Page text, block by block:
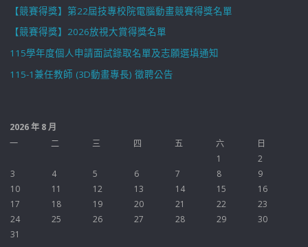
【競賽得獎】第22屆技專校院電腦動畫競賽得獎名單
【競賽得獎】2026放視大賞得獎名單
115學年度個人申請面試錄取名單及志願選填通知
115-1兼任教師 (3D動畫專長) 徵聘公告
2026 年 8 月
一
二 三 四 五 六
日
1
2
3
4 5 6 7 8
9
10
11 12 13 14 15
16
17
18 19 20 21 22
23
24
25 26 27 28 29
30
31